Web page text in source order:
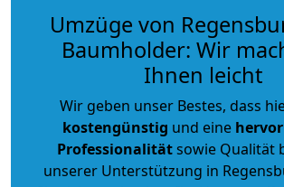
Umzüge von
Baumholder: Wir
Ihnen leicht
Wir geben unser Bestes, dass
kostengünstig und eine
Professionalitätsowie Qualität
unserer Unterstützung in